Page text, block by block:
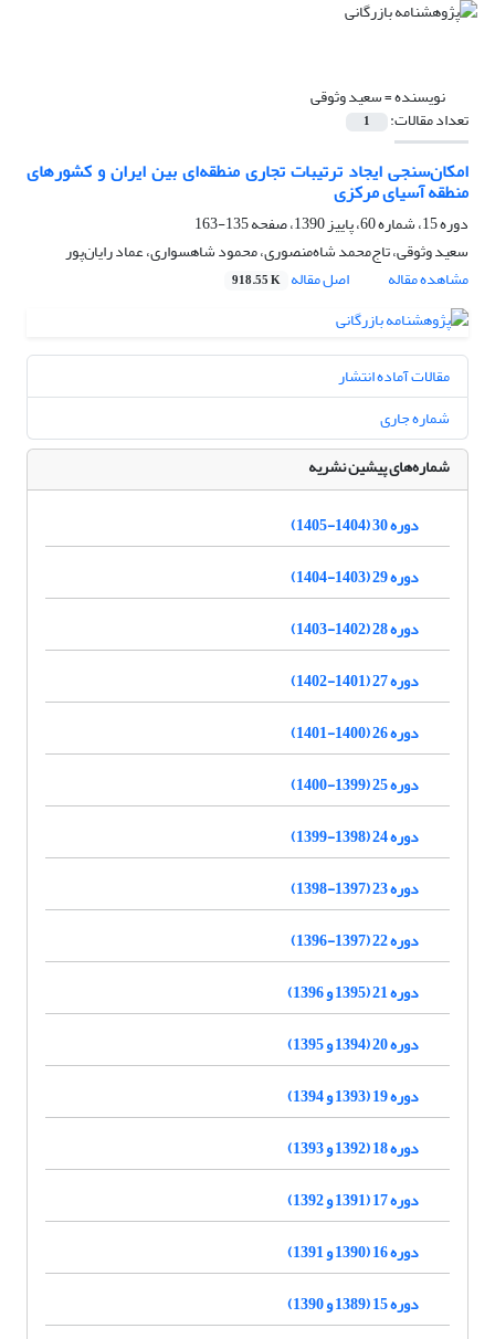
نویسنده =سعید وثوقی
تعداد مقالات: 1
امکان‌سنجی ایجاد ترتیبات تجاری منطقه‌ای بین ایران و کشورهای
منطقه آسیای مرکزی
دوره 15، شماره 60، پاییز 1390، صفحه
135-163
سعید وثوقی، تاج‌محمد شاه‌منصوری، محمود شاهسواری، عماد رایان‌پور
مشاهده مقاله
اصل مقاله 918.55 K
مقالات آماده انتشار
شماره جاری
شماره‌های پیشین نشریه
دوره 30 (1404-1405)
دوره 29 (1403-1404)
دوره 28 (1402-1403)
دوره 27 (1401-1402)
دوره 26 (1400-1401)
دوره 25 (1399-1400)
دوره 24 (1398-1399)
دوره 23 (1397-1398)
دوره 22 (1397-1396)
دوره 21 (1395 و 1396)
دوره 20 (1394 و 1395)
دوره 19 (1393 و 1394)
دوره 18 (1392 و 1393)
دوره 17 (1391 و 1392)
دوره 16 (1390 و 1391)
دوره 15 (1389 و 1390)